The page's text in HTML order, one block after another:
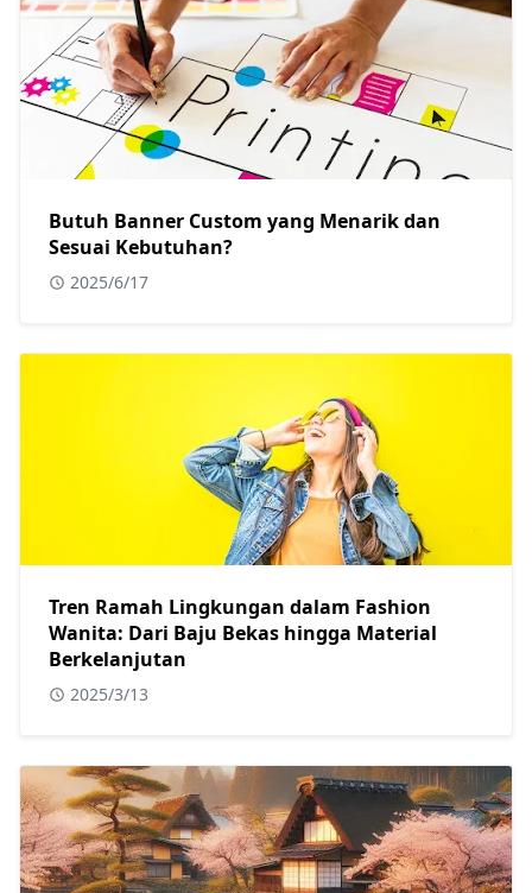
Butuh Banner Custom yang Menarik dan
Sesuai Kebutuhan?
2025/6/17
Tren Ramah Lingkungan dalam Fashion
Wanita: Dari Baju Bekas hingga Material
Berkelanjutan
2025/3/13